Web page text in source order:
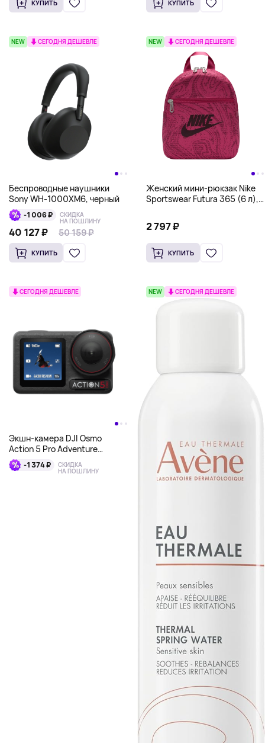
КУПИТЬ КУПИТЬ
NEW СЕГОДНЯ ДЕШЕВЛЕ
Беспроводные наушники
Sony WH-1000XM6, черный
-1 006 ₽ СКИДКА
НА ПОШЛИНУ
40 127 ₽ 50 159 ₽
КУПИТЬ
NEW СЕГОДНЯ ДЕШЕВЛЕ
Женский мини-рюкзак Nike
Sportswear Futura 365 (6 л),
2 797 ₽
КУПИТЬ
СЕГОДНЯ ДЕШЕВЛЕ
Экшн-камера DJI Osmo
Action 5 Pro Adventure
Combo, черный
-1 374 ₽ СКИДКА
НА ПОШЛИНУ
NEW СЕГОДНЯ ДЕШЕВЛЕ